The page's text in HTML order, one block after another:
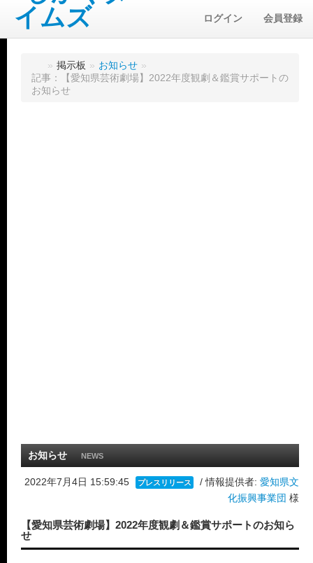
ログイン 会員登録
» 掲示板 » お知らせ »
記事：【愛知県芸術劇場】2022年度観劇＆鑑賞サポートの
お知らせ
お知らせ NEWS
2022年7月4日 15:59:45 プレスリリース / 情報提供者: 愛知県文
化振興事業団 様
【愛知県芸術劇場】2022年度観劇＆鑑賞サポートのお知ら
せ